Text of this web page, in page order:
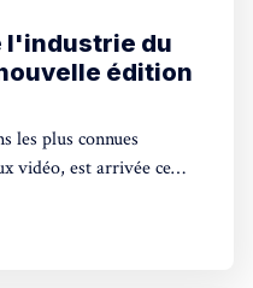
l'industrie du
édition
les plus connues
vidéo, est arrivée ce